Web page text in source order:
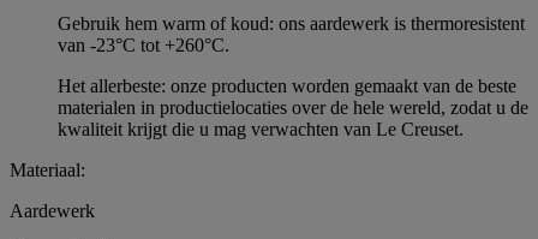
Gebruik hem warm of koud: ons aardewerk is thermoresistent
van -23°C tot +260°C.
Het allerbeste: onze producten worden gemaakt van de beste
materialen in productielocaties over de hele wereld, zodat u de
kwaliteit krijgt die u mag verwachten van Le Creuset.
Materiaal:
Aardewerk